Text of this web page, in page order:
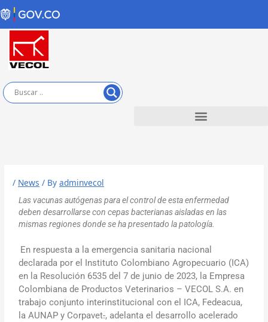
Skip
to
content
/ News / Byadminvecol
Las vacunas autógenas para el control de esta enfermedad
deben desarrollarse con cepas bacterianas aisladas en las
mismas regiones donde se ha presentado la patología.
En respuesta a la emergencia sanitaria nacional
declarada por el Instituto Colombiano Agropecuario (ICA)
en la Resolución 6535 del 7 de junio de 2023, la Empresa
Colombiana de Productos Veterinarios – VECOL S.A. en
trabajo conjunto interinstitucional con el ICA, Fedeacua,
la AUNAP y Corpavet., adelanta el desarrollo acelerado